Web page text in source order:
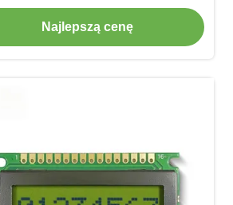
Interface
Najlepszą cenę